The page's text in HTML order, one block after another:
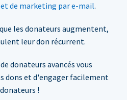
de marketing par e-mail.
les donateurs augmentent,
leur don récurrent.
donateurs avancés vous
dons et d'engager facilement
!